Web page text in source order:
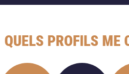
QUELS PROFILS ME